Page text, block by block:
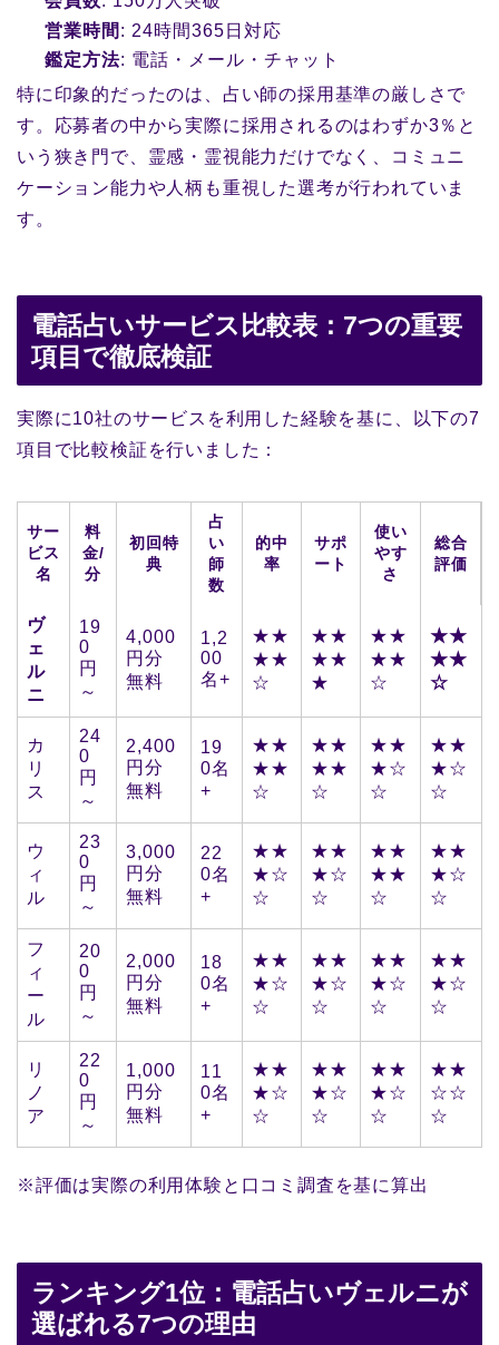
営業時間 : 24時間365日対応
鑑定方法: 電話・メール・チャット
特に印象的だったのは、占い師の採用基準の厳しさで
す。応募者の中から実際に採用されるのはわずか3％と
いう狭き門で、霊感・霊視能力だけでなく、コミュニ
ケーション能力や人柄も重視した選考が行われていま
す。
電話占いサービス比較表：7つの重要
項目で徹底検証
実際に10社のサービスを利用した経験を基に、以下の7
項目で比較検証を行いました：
サー
ビス
名
料
金/
分
初回特
典
占
い
師
数
的中
率
サポ
ート
使い
やす
さ
総合
評価
ヴ
ェ
ル
ニ
19
0
円
～
4,000
円分
無料
1,2
00
名+
★★
★★
☆
★★
★★
★
★★
★★
☆
★★
★★
☆
カ
リ
ス
24
0
円
～
2,400
円分
無料
19
0名
+
★★
★★
☆
★★
★★
☆
★★
★☆
☆
★★
★☆
☆
ウ
ィ
ル
23
0
円
～
3,000
円分
無料
22
0名
+
★★
★☆
☆
★★
★☆
☆
★★
★★
☆
★★
★☆
☆
フ
ィ
ー
ル
20
0
円
～
2,000
円分
無料
18
0名
+
★★
★☆
☆
★★
★☆
☆
★★
★☆
☆
★★
★☆
☆
リ
ノ
ア
22
0
円
～
1,000
円分
無料
11
0名
+
★★
★☆
☆
★★
★☆
☆
★★
★☆
☆
★★
☆☆
☆
※評価は実際の利用体験と口コミ調査を基に算出
ランキング1位：電話占いヴェルニが
選ばれる7つの理由